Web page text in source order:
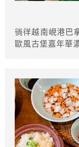
徜徉越南峴港巴
歐風古堡嘉年華